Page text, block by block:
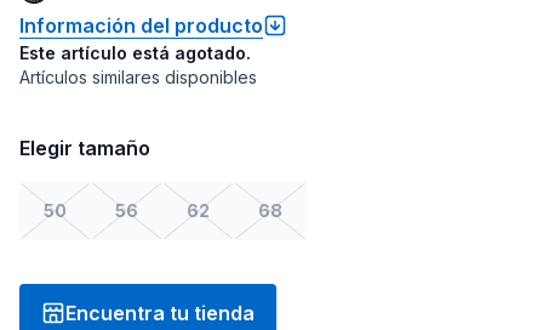
Información del producto
Este artículo está agotado.
Artículos similares disponibles
Elegir tamaño
50 56 62 68
Encuentra tu tienda